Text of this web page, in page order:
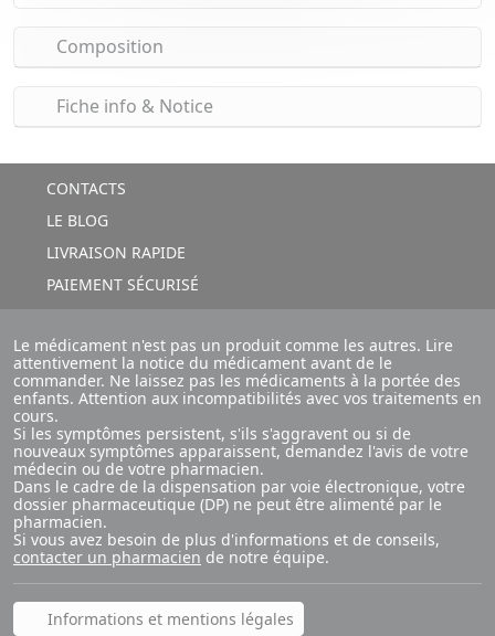
Composition
Fiche info & Notice
CONTACTS
LE BLOG
LIVRAISON RAPIDE
PAIEMENT SÉCURISÉ
Le médicament n'est pas un produit comme les autres. Lire
attentivement la notice du médicament avant de le
commander. Ne laissez pas les médicaments à la portée des
enfants. Attention aux incompatibilités avec vos traitements en
cours.
Si les symptômes persistent, s'ils s'aggravent ou si de
nouveaux symptômes apparaissent, demandez l'avis de votre
médecin ou de votre pharmacien.
Dans le cadre de la dispensation par voie électronique, votre
dossier pharmaceutique (DP) ne peut être alimenté par le
pharmacien.
Si vous avez besoin de plus d'informations et de conseils,
contacter un pharmacien de notre équipe.
Informations et mentions légales